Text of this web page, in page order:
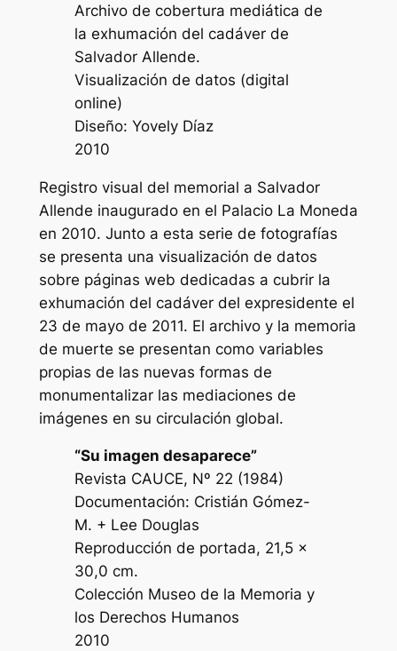
Archivo de cobertura mediática de
la exhumación del cadáver de
Salvador Allende.
Visualización de datos (digital
online)
Diseño: Yovely Díaz
2010
Registro visual del memorial a Salvador
Allende inaugurado en el Palacio La Moneda
en 2010. Junto a esta serie de fotografías
se presenta una visualización de datos
sobre páginas web dedicadas a cubrir la
exhumación del cadáver del expresidente el
23 de mayo de 2011. El archivo y la memoria
de muerte se presentan como variables
propias de las nuevas formas de
monumentalizar las mediaciones de
imágenes en su circulación global.
“Su imagen desaparece”
Revista CAUCE, Nº 22 (1984)
Documentación: Cristián Gómez-
M. + Lee Douglas
Reproducción de portada, 21,5 x
30,0 cm.
Colección Museo de la Memoria y
los Derechos Humanos
2010